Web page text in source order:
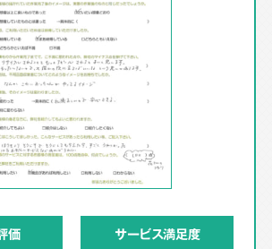
価 サービス満足度